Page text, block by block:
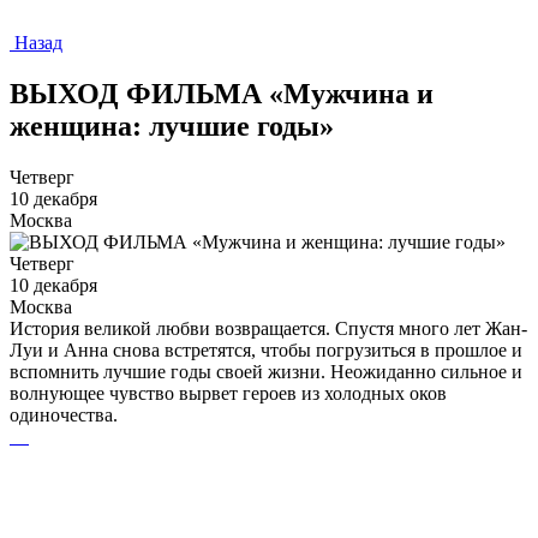
Назад
ВЫХОД ФИЛЬМА «Мужчина и
женщина: лучшие годы»
Четверг
10 декабря
Москва
Четверг
10 декабря
Москва
История великой любви возвращается. Спустя много лет Жан-
Луи и Анна снова встретятся, чтобы погрузиться в прошлое и
вспомнить лучшие годы своей жизни. Неожиданно сильное и
волнующее чувство вырвет героев из холодных оков
одиночества.